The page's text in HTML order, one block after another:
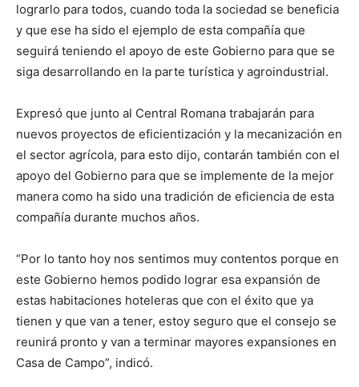
lograrlo para todos, cuando toda la sociedad se beneficia
y que ese ha sido el ejemplo de esta compañía que
seguirá teniendo el apoyo de este Gobierno para que se
siga desarrollando en la parte turística y agroindustrial.
Expresó que junto al Central Romana trabajarán para
nuevos proyectos de eficientización y la mecanización en
el sector agrícola, para esto dijo, contarán también con el
apoyo del Gobierno para que se implemente de la mejor
manera como ha sido una tradición de eficiencia de esta
compañía durante muchos años.
“Por lo tanto hoy nos sentimos muy contentos porque en
este Gobierno hemos podido lograr esa expansión de
estas habitaciones hoteleras que con el éxito que ya
tienen y que van a tener, estoy seguro que el consejo se
reunirá pronto y van a terminar mayores expansiones en
Casa de Campo”, indicó.